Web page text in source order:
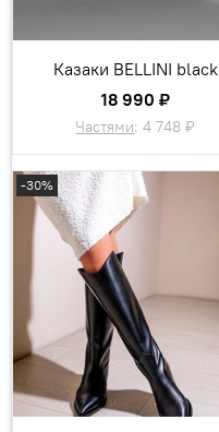
Казаки BELLINI black
18 990 ₽
Частями:4 748 ₽
-30%